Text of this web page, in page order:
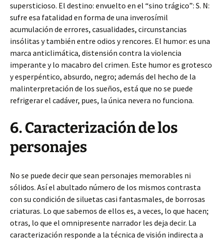
supersticioso. El destino: envuelto en el “sino trágico”: S. N:
sufre esa fatalidad en forma de una inverosímil
acumulación de errores, casualidades, circunstancias
insólitas y también entre odios y rencores. El humor: es una
marca anticlimática, distensión contra la violencia
imperante y lo macabro del crimen. Este humor es grotesco
y esperpéntico, absurdo, negro; además del hecho de la
malinterpretación de los sueños, está que no se puede
refrigerar el cadáver, pues, la única nevera no funciona.
6. Caracterización de los
personajes
No se puede decir que sean personajes memorables ni
sólidos. Así el abultado número de los mismos contrasta
con su condición de siluetas casi fantasmales, de borrosas
criaturas. Lo que sabemos de ellos es, a veces, lo que hacen;
otras, lo que el omnipresente narrador les deja decir. La
caracterización responde a la técnica de visión indirecta a